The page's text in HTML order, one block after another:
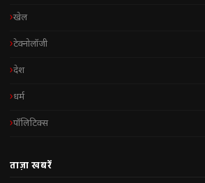
खेल
टेक्नोलॉजी
देश
धर्म
पॉलिटिक्स
ताज़ा खबरें